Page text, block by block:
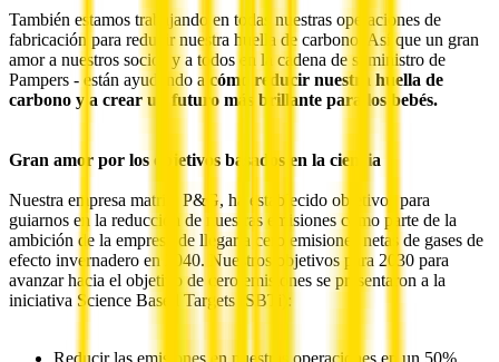
También estamos trabajando en todas nuestras operaciones de
fabricación para reducir nuestra huella de carbono. Así que un gran
amor a nuestros socios y a todos en la cadena de suministro de
Pampers - están ayudando a cómo reducir nuestra huella de
carbono y a crear un futuro más brillante para los bebés.
Gran amor por los objetivos basados en la ciencia
Nuestra empresa matriz, P&G, ha establecido objetivos para
guiarnos en la reducción de nuestras emisiones como parte de la
ambición de la empresa de llegar a cero emisiones netas de gases de
efecto invernadero en 2040. Nuestros objetivos para 2030 para
avanzar hacia el objetivo de cero emisiones se presentaron a la
iniciativa Science Based Targets (SBTi):
Reducir las emisiones en nuestras operaciones en un 50%.